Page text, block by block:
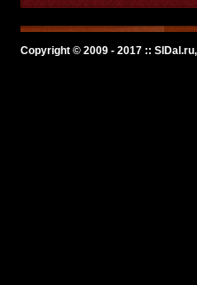
Copyright © 2009 - 2017 ::